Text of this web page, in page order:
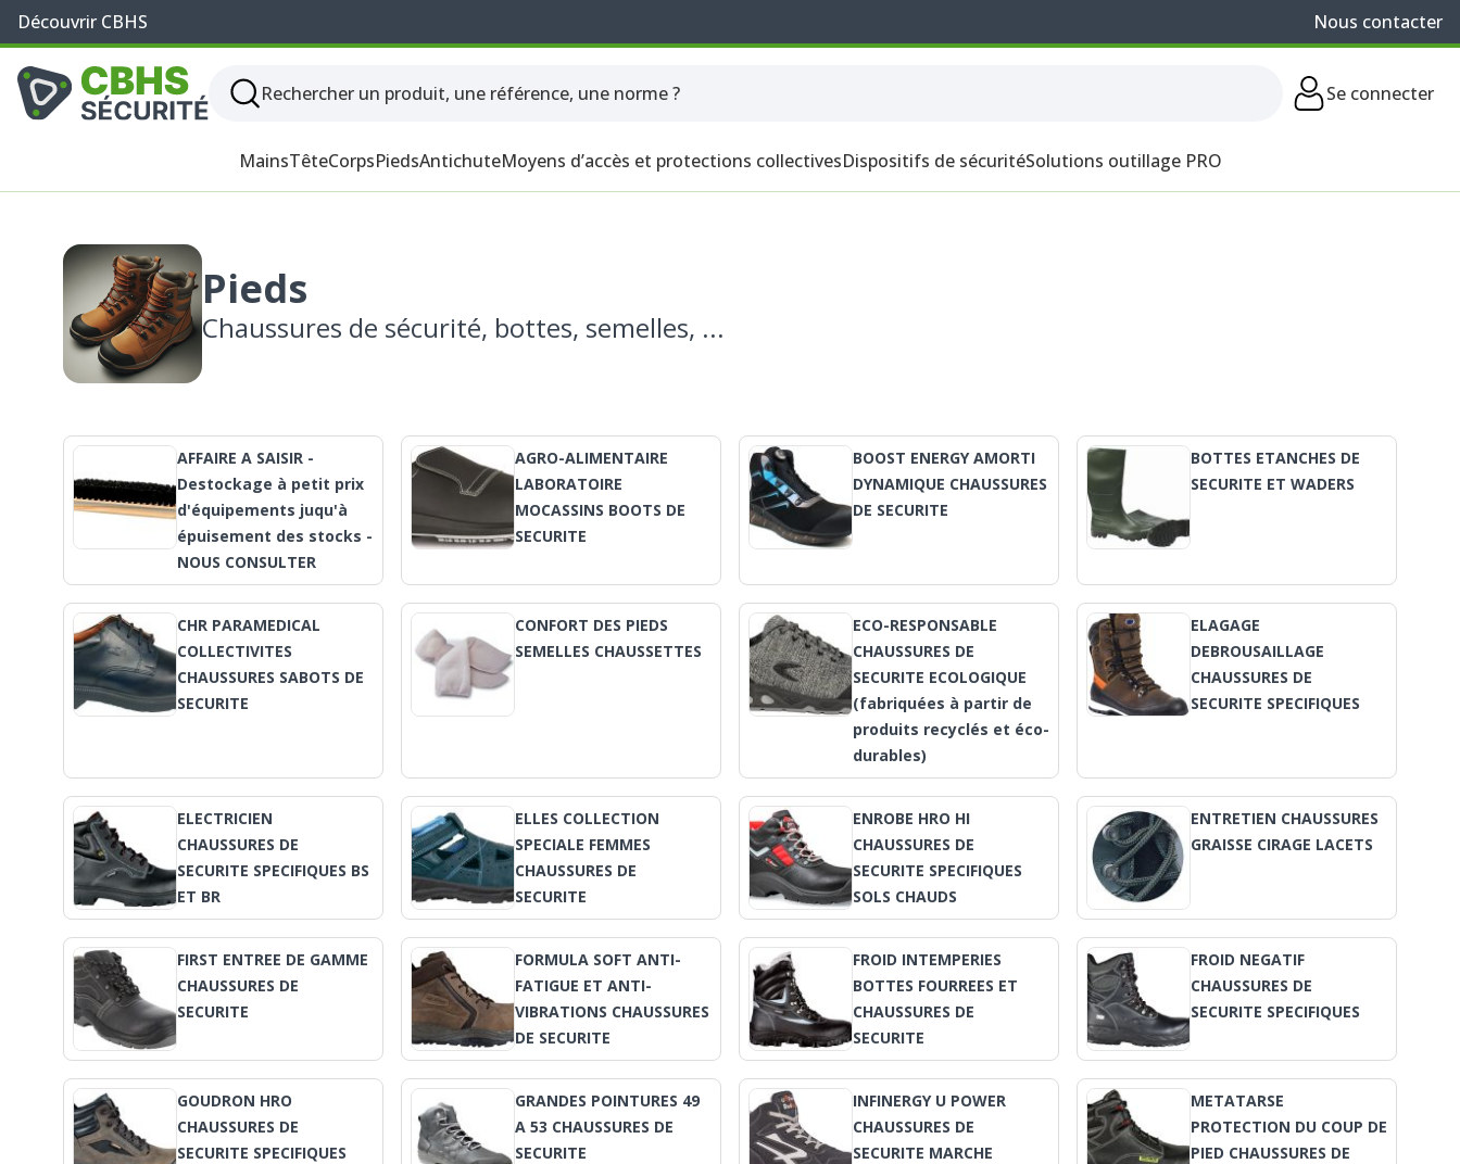
Découvrir CBHS Nous contacter
Se connecter
MainsTêteCorpsPiedsAntichuteMoyens d’accès et protections collectivesDispositifs de sécuritéSolutions outillage PRO
Pieds
Chaussures de sécurité, bottes, semelles, ...
AFFAIRE A SAISIR -
Destockage à petit prix
d'équipements juqu'à
épuisement des stocks -
NOUS CONSULTER
AGRO-ALIMENTAIRE
LABORATOIRE
MOCASSINS BOOTS DE
SECURITE
BOOST ENERGY AMORTI
DYNAMIQUE CHAUSSURES
DE SECURITE
BOTTES ETANCHES DE
SECURITE ET WADERS
CHR PARAMEDICAL
COLLECTIVITES
CHAUSSURES SABOTS DE
SECURITE
CONFORT DES PIEDS
SEMELLES CHAUSSETTES
ECO-RESPONSABLE
CHAUSSURES DE
SECURITE ECOLOGIQUE
(fabriquées à partir de
produits recyclés et éco-
durables)
ELAGAGE
DEBROUSAILLAGE
CHAUSSURES DE
SECURITE SPECIFIQUES
ELECTRICIEN
CHAUSSURES DE
SECURITE SPECIFIQUES BS
ET BR
ELLES COLLECTION
SPECIALE FEMMES
CHAUSSURES DE
SECURITE
ENROBE HRO HI
CHAUSSURES DE
SECURITE SPECIFIQUES
SOLS CHAUDS
ENTRETIEN CHAUSSURES
GRAISSE CIRAGE LACETS
FIRST ENTREE DE GAMME
CHAUSSURES DE
SECURITE
FORMULA SOFT ANTI-
FATIGUE ET ANTI-
VIBRATIONS CHAUSSURES
DE SECURITE
FROID INTEMPERIES
BOTTES FOURREES ET
CHAUSSURES DE
SECURITE
FROID NEGATIF
CHAUSSURES DE
SECURITE SPECIFIQUES
GOUDRON HRO
CHAUSSURES DE
SECURITE SPECIFIQUES
GRANDES POINTURES 49
A 53 CHAUSSURES DE
SECURITE
INFINERGY U POWER
CHAUSSURES DE
SECURITE MARCHE
METATARSE
PROTECTION DU COUP DE
PIED CHAUSSURES DE